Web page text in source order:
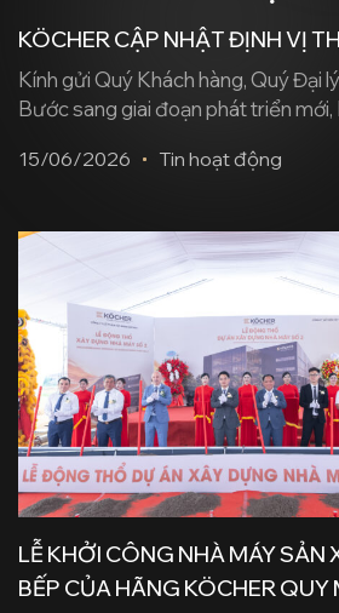
KÖCHER CẬP NHẬT ĐỊNH VỊ
Kính gửi Quý Khách hàng, Quý Đại
Bước sang giai đoạn phát triển
thương hiệu thành “Thiết bị bếp cao
phân khúc [...]
15/06/2026 Tin hoạt động
LỄ KHỞI CÔNG NHÀ MÁY SẢN
BẾP CỦA HÃNG KÖCHER